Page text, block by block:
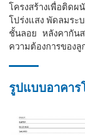
โครงสร้างเพื่อติ
โปร่งแสง พัดลมระ
ชั้นลอย หลังคากัน
ความต้องการของลู
รูปแบบอาคาร